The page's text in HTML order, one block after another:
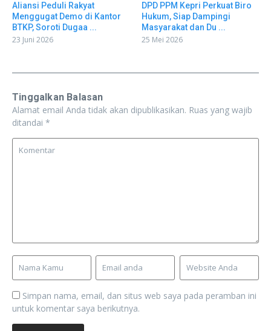
Aliansi Peduli Rakyat
Menggugat Demo di Kantor
BTKP, Soroti Dugaa ...
23 Juni 2026
DPD PPM Kepri Perkuat Biro
Hukum, Siap Dampingi
Masyarakat dan Du ...
25 Mei 2026
Tinggalkan Balasan
Alamat email Anda tidak akan dipublikasikan. Ruas yang wajib
ditandai *
Simpan nama, email, dan situs web saya pada peramban ini
untuk komentar saya berikutnya.